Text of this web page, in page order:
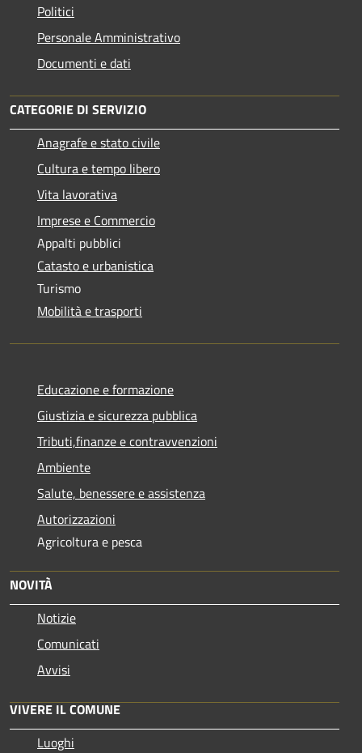
Politici
Personale Amministrativo
Documenti e dati
CATEGORIE DI SERVIZIO
Anagrafe e stato civile
Cultura e tempo libero
Vita lavorativa
Imprese e Commercio
Appalti pubblici
Catasto e urbanistica
Turismo
Mobilità e trasporti
Educazione e formazione
Giustizia e sicurezza pubblica
Tributi,finanze e contravvenzioni
Ambiente
Salute, benessere e assistenza
Autorizzazioni
Agricoltura e pesca
NOVITÀ
Notizie
Comunicati
Avvisi
VIVERE IL COMUNE
Luoghi